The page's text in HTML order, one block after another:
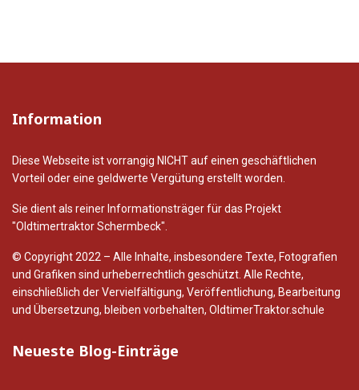
Information
Diese Webseite ist vorrangig NICHT auf einen geschäftlichen
Vorteil oder eine geldwerte Vergütung erstellt worden.
Sie dient als reiner Informationsträger für das Projekt
"Oldtimertraktor Schermbeck".
© Copyright 2022 – Alle Inhalte, insbesondere Texte, Fotografien
und Grafiken sind urheberrechtlich geschützt. Alle Rechte,
einschließlich der Vervielfältigung, Veröffentlichung, Bearbeitung
und Übersetzung, bleiben vorbehalten, OldtimerTraktor.schule
Neueste Blog-Einträge